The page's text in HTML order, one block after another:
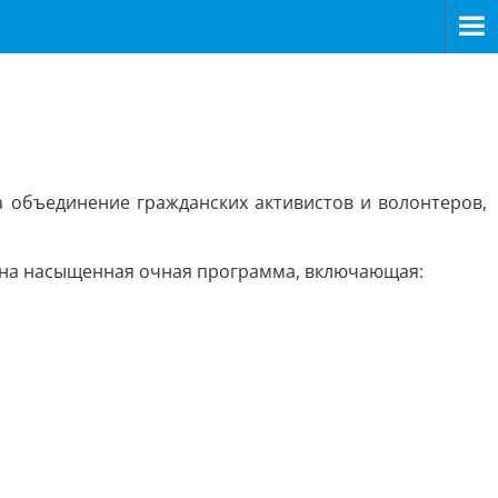
гражданских активистов и волонтеров,
насыщенная очная программа, включающая: